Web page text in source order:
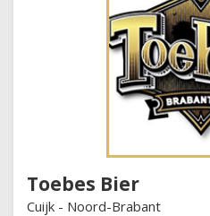
Toebes Bier
Cuijk - Noord-Brabant